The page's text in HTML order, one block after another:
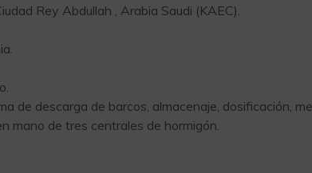
Rey Abdullah , Arabia Saudi (KAEC).
de descarga de barcos, almacenaje, dosificación,
mano de tres centrales de hormigón.